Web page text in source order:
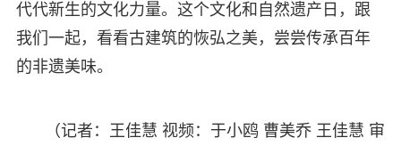
代代新生的文化力量。这个文化和自然遗产日，跟
我们一起，看看古建筑的恢弘之美，尝尝传承百年
的非遗美味。
（记者：王佳慧 视频：于小鸥 曹美乔 王佳慧 审